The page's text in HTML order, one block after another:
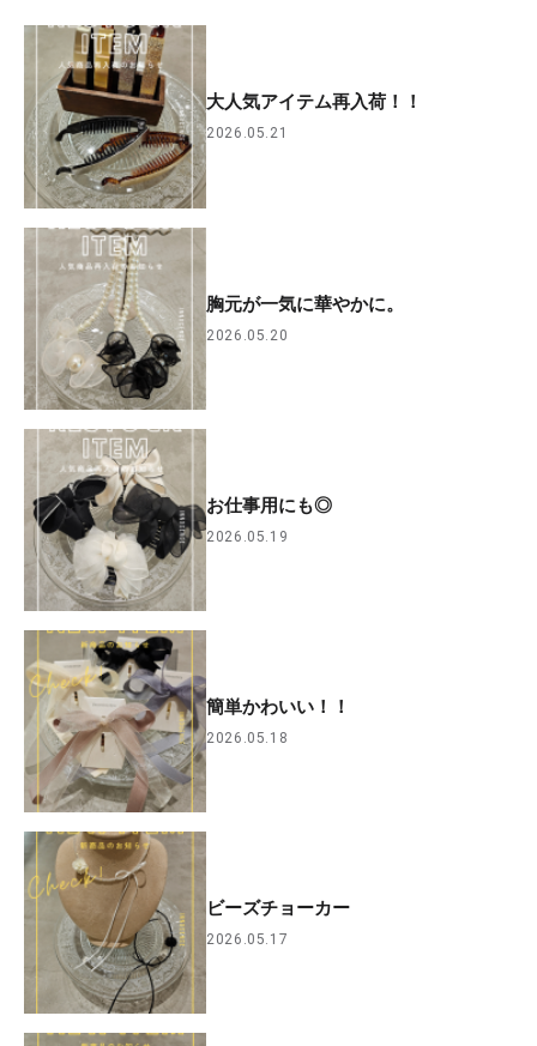
大人気アイテム再入荷！！
2026.05.21
胸元が一気に華やかに。
2026.05.20
お仕事用にも◎
2026.05.19
簡単かわいい！！
2026.05.18
ビーズチョーカー
2026.05.17